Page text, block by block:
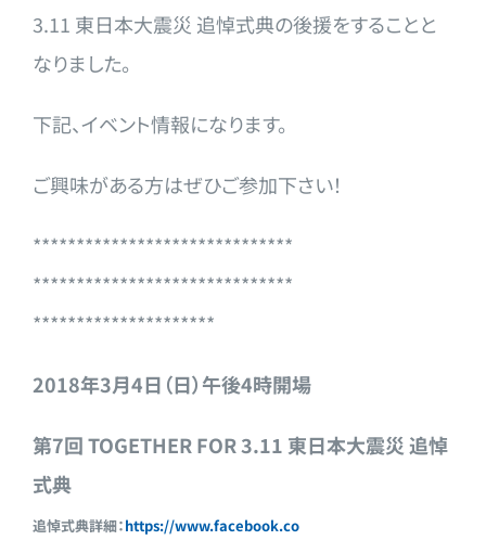
3.11 東日本大震災 追悼式典の後援をすることと
なりました。
下記、イベント情報になります。
ご興味がある方はぜひご参加下さい！
******************************
******************************
*********************
2018年3月4日（日）午後4時開場
第7回 TOGETHER FOR 3.11 東日本大震災 追悼
式典
追悼式典詳細：https://www.facebook.co